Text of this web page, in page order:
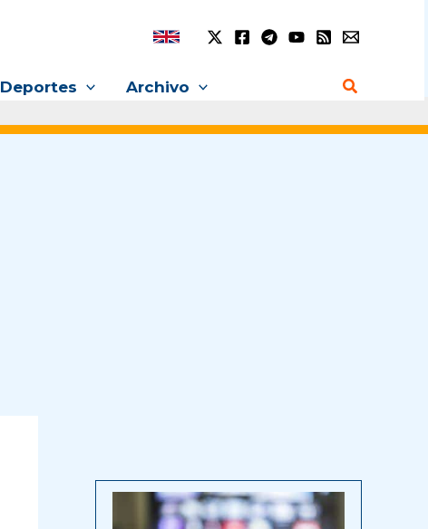
Deportes Archivo Buscar